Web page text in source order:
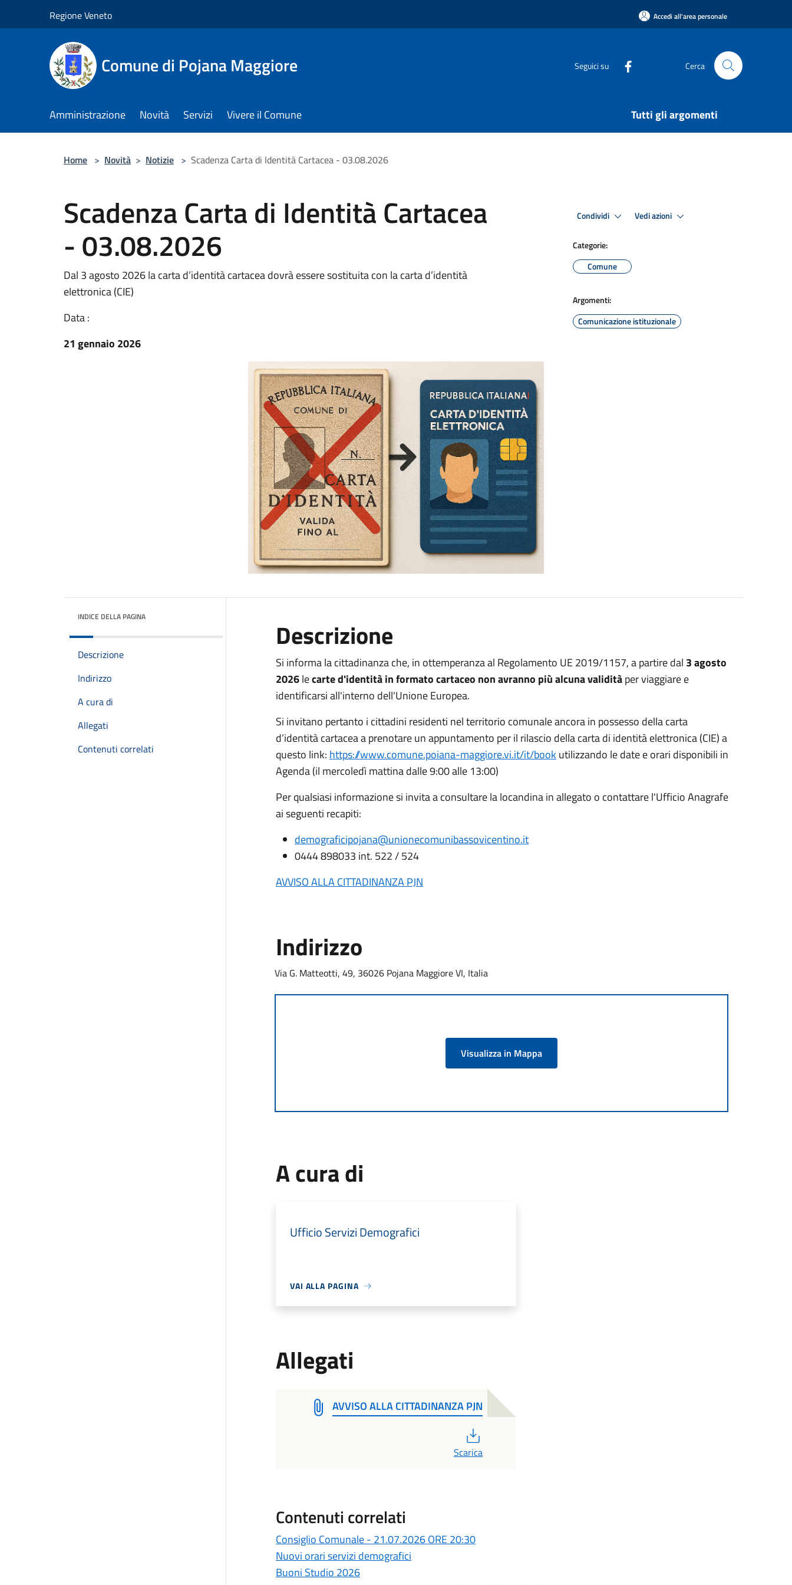
Regione Veneto Accedi all'area personale
Comune di Pojana Maggiore Seguici su Cerca
Amministrazione Novità Servizi Vivere il Comune Tutti gli argomenti
Home > Novità > Notizie > Scadenza Carta di Identità Cartacea - 03.08.2026
Scadenza Carta di Identità Cartacea
- 03.08.2026
Dal 3 agosto 2026 la carta d’identità cartacea dovrà essere sostituita con la carta d’identità
elettronica (CIE)
Data :
21 gennaio 2026
Condividi Vedi azioni
Categorie:
Comune
Argomenti:
Comunicazione istituzionale
INDICE DELLA PAGINA
Descrizione
Indirizzo
A cura di
Allegati
Contenuti correlati
Descrizione
Si informa la cittadinanza che, in ottemperanza al Regolamento UE 2019/1157, a partire dal 3 agosto
2026lecarte d'identità in formato cartaceo non avranno più alcuna validitàper viaggiare e
identificarsi all'interno dell'Unione Europea.
Si invitano pertanto i cittadini residenti nel territorio comunale ancora in possesso della carta
d’identità cartacea a prenotare un appuntamento per il rilascio della carta di identità elettronica (CIE) a
questo link: https://www.comune.poiana-maggiore.vi.it/it/book utilizzando le date e orari disponibili in
Agenda (il mercoledì mattina dalle 9:00 alle 13:00)
Per qualsiasi informazione si invita a consultare la locandina in allegato o contattare l'Ufficio Anagrafe
ai seguenti recapiti:
demograficipojana@unionecomunibassovicentino.it
0444 898033 int. 522 / 524
AVVISO ALLA CITTADINANZA PJN
Indirizzo
Via G. Matteotti, 49, 36026 Pojana Maggiore VI, Italia
Visualizza in Mappa
A cura di
Ufficio Servizi Demografici
VAI ALLA PAGINA
Allegati
AVVISO ALLA CITTADINANZA PJN
Scarica
Contenuti correlati
Consiglio Comunale - 21.07.2026 ORE 20:30
Nuovi orari servizi demografici
Buoni Studio 2026